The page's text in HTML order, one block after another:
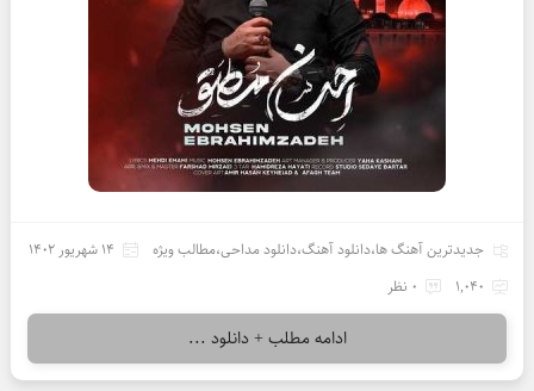
جدیدترین آهنگ ها،دانلود آهنگ،دانلود مداحی،مطالب ویژه
14 شهریور 1402
1,040
0 نظر
ادامه مطلب + دانلود ...